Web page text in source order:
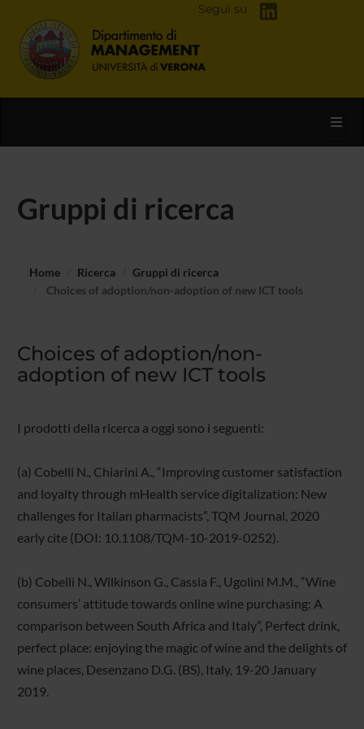
Segui su
Gruppi di ricerca
Home Ricerca
Gruppi di ricerca
Choices of adoption/non-adoption of new ICT tools
Choices of adoption/non-
adoption of new ICT tools
I prodotti della ricerca a oggi sono i seguenti:
(a) Cobelli N., Chiarini A., “Improving customer satisfaction
and loyalty through mHealth service digitalization: New
challenges for Italian pharmacists”, TQM Journal, 2020
early cite (DOI: 10.1108/TQM-10-2019-0252).
(b) Cobelli N., Wilkinson G., Cassia F., Ugolini M.M., “Wine
consumers’ attitude towards online wine purchasing: A
comparison between South Africa and Italy”, Perfect drink,
perfect place: enjoying the magic of wine and the delights of
wine places, Desenzano D.G. (BS), Italy, 19-20 January
2019.